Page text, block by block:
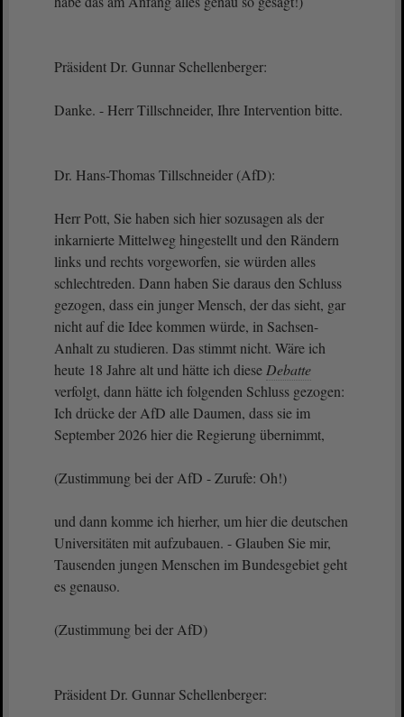
Präsident Dr. Gunnar Schellenberger:
Danke. - Herr Tillschneider, Ihre Intervention bitte.
Dr. Hans-Thomas Tillschneider (AfD):
Herr Pott, Sie haben sich hier sozusagen als der
inkarnierte Mittelweg hingestellt und den Rändern
links und rechts vorgeworfen, sie würden alles
schlechtreden. Dann haben Sie daraus den Schluss
gezogen, dass ein junger Mensch, der das sieht, gar
nicht auf die Idee kommen würde, in Sachsen-
Anhalt zu studieren. Das stimmt nicht. Wäre ich
heute 18 Jahre alt und hätte ich diese Debatte
verfolgt, dann hätte ich folgenden Schluss gezogen:
Ich drücke der AfD alle Daumen, dass sie im
September 2026 hier die Regierung übernimmt,
(Zustimmung bei der AfD - Zurufe: Oh!)
und dann komme ich hierher, um hier die deutschen
Universitäten mit aufzubauen. - Glauben Sie mir,
Tausenden jungen Menschen im Bundesgebiet geht
es genauso.
(Zustimmung bei der AfD)
Präsident Dr. Gunnar Schellenberger: